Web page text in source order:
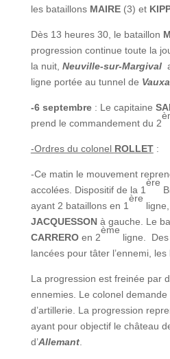
les bataillons MAIRE(3) et
Dès 13 heures 30, le bataillon
progression continue toute la
la nuit, Neuville-sur-Margival
ligne portée au tunnel de
-6 septembre: Le capitaine
prend le commandement du 2
-Ordres du colonel ROLLET:
-Ce matin le mouvement
accolées. Dispositif de la 1
ère
ayant 2 bataillons en 1
ère
ligne,
JACQUESSON à gauche. Le
CARREROen 2
ème
ligne.
lancées pour tâter l’ennemi,
La progression est freinée par
ennemies. Le colonel
d’artillerie. La progression
ayant pour objectif le château
d’Allemant.